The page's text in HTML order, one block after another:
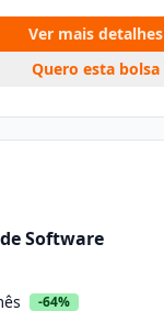
Ver mais detalhes
Quero esta bolsa
Software
-64%